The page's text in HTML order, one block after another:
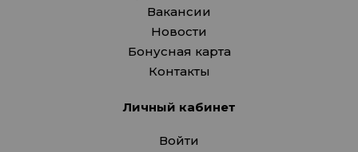
Вакансии
Новости
Бонусная карта
Контакты
Личный кабинет
Войти